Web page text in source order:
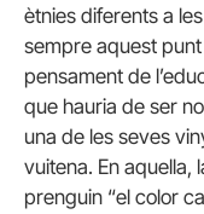
ètnies diferents a
sempre aquest
pensament de
que hauria de ser
una de les seves
vuitena. En aquella,
prenguin “el color